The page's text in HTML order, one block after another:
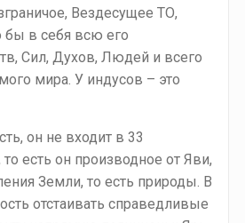
Вездесущее ТО,
бы в себя всю его
Сил, Духов, Людей и всего
мира. У индусов – это
он не входит в 33
есть он производное от Яви,
Земли, то есть природы. В
отстаивать справедливые